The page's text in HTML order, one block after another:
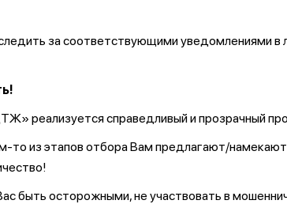
за соответствующими уведомлениями в
реализуется справедливый и прозрачный
то из этапов отбора Вам предлагают/
быть осторожными, не участвовать в